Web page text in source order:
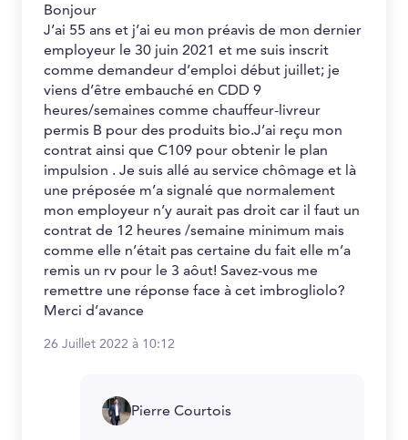
Bonjour
J’ai 55 ans et j’ai eu mon préavis de mon dernier
employeur le 30 juin 2021 et me suis inscrit
comme demandeur d’emploi début juillet; je
viens d’être embauché en CDD 9
heures/semaines comme chauffeur-livreur
permis B pour des produits bio.J’ai reçu mon
contrat ainsi que C109 pour obtenir le plan
impulsion . Je suis allé au service chômage et là
une préposée m’a signalé que normalement
mon employeur n’y aurait pas droit car il faut un
contrat de 12 heures /semaine minimum mais
comme elle n’était pas certaine du fait elle m’a
remis un rv pour le 3 aôut! Savez-vous me
remettre une réponse face à cet imbrogliolo?
Merci d’avance
26 Juillet 2022 à 10:12
Pierre Courtois